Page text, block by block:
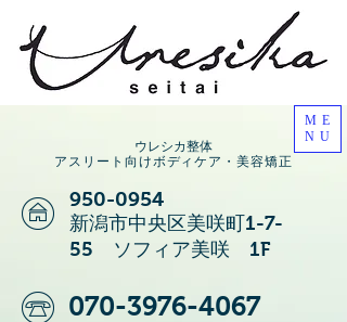
ウレシカ整体
アスリート向けボディケア・美容矯正
ME
NU
950-0954
新潟市中央区美咲町1-7-
55 ソフィア美咲 1F
070-3976-4067